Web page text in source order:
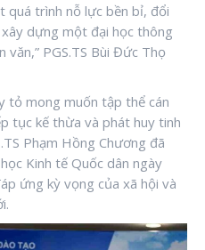
trình nỗ lực bền bỉ, đổi
dựng một đại học thông
văn,” PGS.TS Bùi Đức Thọ
tỏ mong muốn tập thể cán
tục kế thừa và phát huy tinh
Phạm Hồng Chương đã
Kinh tế Quốc dân ngày
ứng kỳ vọng của xã hội và